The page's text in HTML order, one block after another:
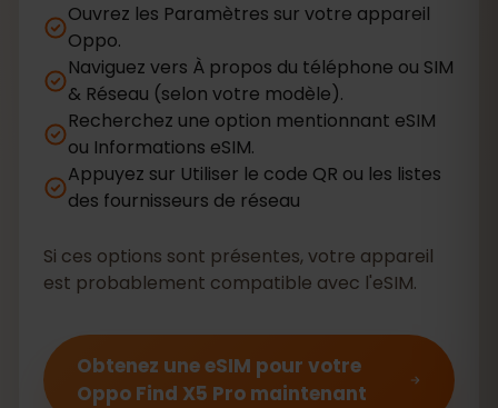
Ouvrez les Paramètres sur votre appareil
Oppo.
Naviguez vers À propos du téléphone ou SIM
& Réseau (selon votre modèle).
Recherchez une option mentionnant eSIM
ou Informations eSIM.
Appuyez sur Utiliser le code QR ou les listes
des fournisseurs de réseau
Si ces options sont présentes, votre appareil
est probablement compatible avec l'eSIM.
Obtenez une eSIM pour votre
Oppo Find X5 Pro maintenant